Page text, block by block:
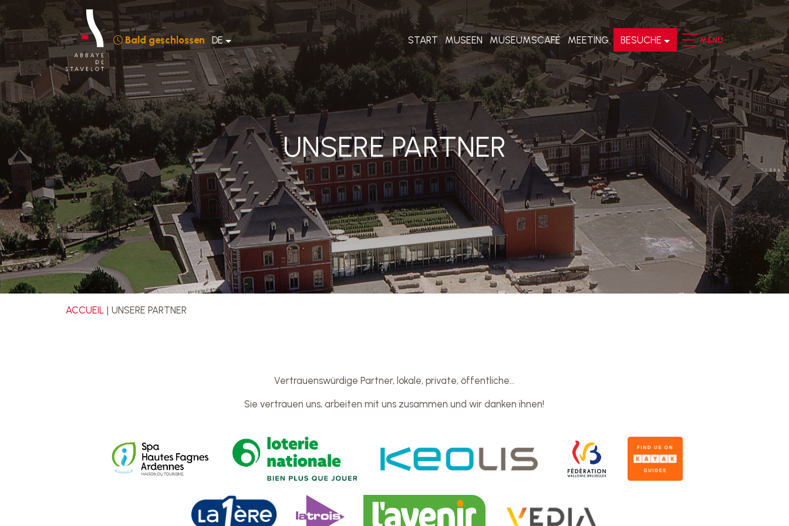
Bald geschlossen DE START MUSEEN MUSEUMSCAFÉ MEETING BESUCHE MENÜ
UNSERE PARTNER
ACCUEIL UNSERE PARTNER
Vertrauenswürdige Partner, lokale, private, öffentliche…
Sie vertrauen uns, arbeiten mit uns zusammen und wir danken ihnen!